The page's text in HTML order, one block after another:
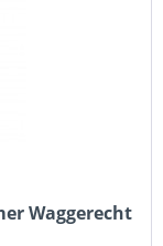
Waggerecht